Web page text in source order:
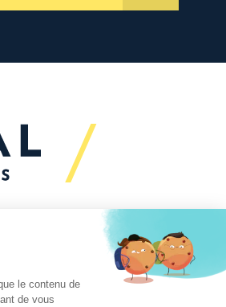
échanger